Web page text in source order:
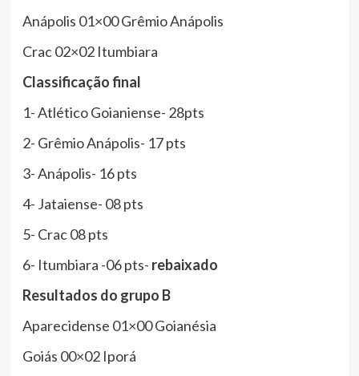
Anápolis 01×00 Grêmio Anápolis
Crac 02×02 Itumbiara
Classificaçãofinal
1- Atlético Goianiense- 28pts
2- Grêmio Anápolis- 17 pts
3- Anápolis- 16 pts
4- Jataiense- 08 pts
5- Crac 08 pts
6- Itumbiara -06 pts- rebaixado
Resultados do grupo B
Aparecidense 01×00 Goianésia
Goiás 00×02 Iporá